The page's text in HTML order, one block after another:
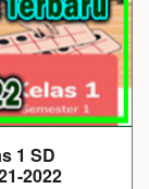
1 SD
2022